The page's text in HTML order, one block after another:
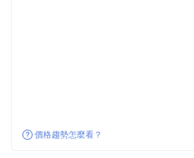
價格趨勢怎麼看？